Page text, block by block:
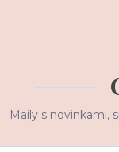
Maily s novinkami,